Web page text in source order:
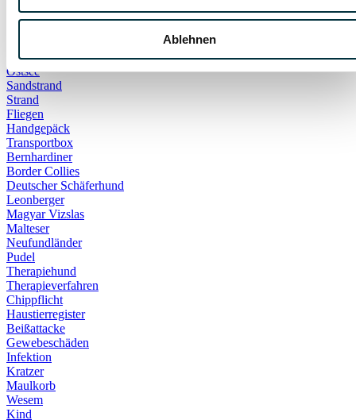
Ablehnen
Gehege
Hundestrand
Ostsee
Sandstrand
Strand
Fliegen
Handgepäck
Transportbox
Bernhardiner
Border Collies
Deutscher Schäferhund
Leonberger
Magyar Vizslas
Malteser
Neufundländer
Pudel
Therapiehund
Therapieverfahren
Chippflicht
Haustierregister
Beißattacke
Gewebeschäden
Infektion
Kratzer
Maulkorb
Wesem
Kind